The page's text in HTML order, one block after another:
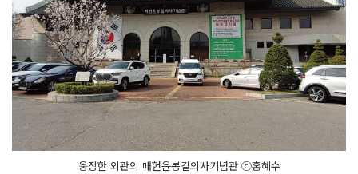
웅장한 외관의 매헌윤봉길의사기념관 ⓒ홍혜수